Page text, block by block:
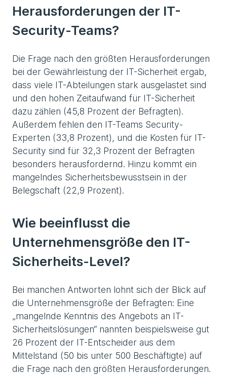
Herausforderungen der IT-
Security-Teams?
Die Frage nach den größten Herausforderungen
bei der Gewährleistung der IT-Sicherheit ergab,
dass viele IT-Abteilungen stark ausgelastet sind
und den hohen Zeitaufwand für IT-Sicherheit
dazu zählen (45,8 Prozent der Befragten).
Außerdem fehlen den IT-Teams Security-
Experten (33,8 Prozent), und die Kosten für IT-
Security sind für 32,3 Prozent der Befragten
besonders herausfordernd. Hinzu kommt ein
mangelndes Sicherheitsbewusstsein in der
Belegschaft (22,9 Prozent).
Wie beeinflusst die
Unternehmensgröße den IT-
Sicherheits-Level?
Bei manchen Antworten lohnt sich der Blick auf
die Unternehmensgröße der Befragten: Eine
„mangelnde Kenntnis des Angebots an IT-
Sicherheitslösungen“ nannten beispielsweise gut
26 Prozent der IT-Entscheider aus dem
Mittelstand (50 bis unter 500 Beschäftigte) auf
die Frage nach den größten Herausforderungen.